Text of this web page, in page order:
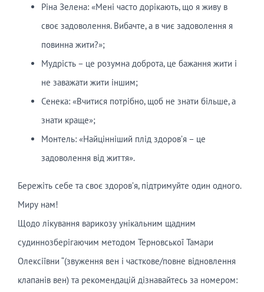
Ріна Зелена: «Мені часто дорікають, що я живу в
своє задоволення. Вибачте, а в чиє задоволення я
повинна жити?»;
Мудрість – це розумна доброта, це бажання жити і
не заважати жити іншим;
Сенека: «Вчитися потрібно, щоб не знати більше, а
знати краще»;
Монтель: «Найцінніший плід здоров’я – це
задоволення від життя».
Бережіть себе та своє здоров’я, підтримуйте один одного.
Миру нам!
Щодо лікування варикозу унікальним щадним
судиннозберігаючим методом Терновської Тамари
Олексіївни “(звуження вен і часткове/повне відновлення
клапанів вен) та рекомендацій дізнавайтесь за номером: